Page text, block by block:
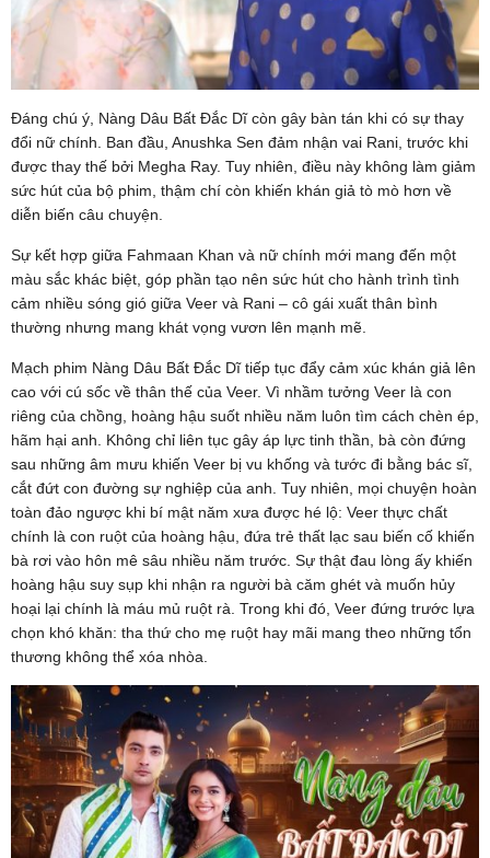
Đáng chú ý, Nàng Dâu Bất Đắc Dĩ còn gây bàn tán khi có sự thay
đổi nữ chính. Ban đầu, Anushka Sen đảm nhận vai Rani, trước khi
được thay thế bởi Megha Ray. Tuy nhiên, điều này không làm giảm
sức hút của bộ phim, thậm chí còn khiến khán giả tò mò hơn về
diễn biến câu chuyện.
Sự kết hợp giữa Fahmaan Khan và nữ chính mới mang đến một
màu sắc khác biệt, góp phần tạo nên sức hút cho hành trình tình
cảm nhiều sóng gió giữa Veer và Rani – cô gái xuất thân bình
thường nhưng mang khát vọng vươn lên mạnh mẽ.
Mạch phim Nàng Dâu Bất Đắc Dĩ tiếp tục đẩy cảm xúc khán giả lên
cao với cú sốc về thân thế của Veer. Vì nhầm tưởng Veer là con
riêng của chồng, hoàng hậu suốt nhiều năm luôn tìm cách chèn ép,
hãm hại anh. Không chỉ liên tục gây áp lực tinh thần, bà còn đứng
sau những âm mưu khiến Veer bị vu khống và tước đi bằng bác sĩ,
cắt đứt con đường sự nghiệp của anh. Tuy nhiên, mọi chuyện hoàn
toàn đảo ngược khi bí mật năm xưa được hé lộ: Veer thực chất
chính là con ruột của hoàng hậu, đứa trẻ thất lạc sau biến cố khiến
bà rơi vào hôn mê sâu nhiều năm trước. Sự thật đau lòng ấy khiến
hoàng hậu suy sụp khi nhận ra người bà căm ghét và muốn hủy
hoại lại chính là máu mủ ruột rà. Trong khi đó, Veer đứng trước lựa
chọn khó khăn: tha thứ cho mẹ ruột hay mãi mang theo những tổn
thương không thể xóa nhòa.